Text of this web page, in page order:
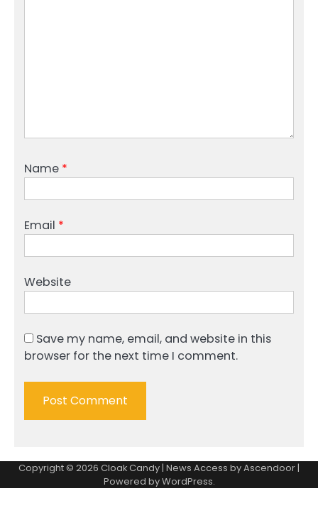
Name *
Email *
Website
Save my name, email, and website in this
browser for the next time I comment.
Copyright © 2026 Cloak Candy | News Access byAscendoor |
Powered byWordPress.